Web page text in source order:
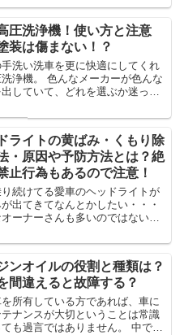
のか、価格はどれぐらいなの
能面では問題がないのか。 ここ
ルシーズンタイ...
圧洗浄機！使い方と注意
装は傷まない！？
洗い洗車を更に快適にしてくれ
浄機。 色んなメーカーが色んな
していて、どれを選ぶか迷っち
ットを当てるが故に、塗装が傷
きなあなた...
ライトの黄ばみ・くもり除
・原因や予防方法とは？絶
止行為もあるので注意！
続けてる愛車のヘッドライトが
出てきてなんとかしたい・・・
ーナーさんも多いのではないで
コ悪いですし、明るさも低下し
るのは簡単...
ンオイルの役割と種類は？
間違えると故障する？
所有している方であれば、車に
ナンスが大切ということは常識
ても過言ではありません。 中で